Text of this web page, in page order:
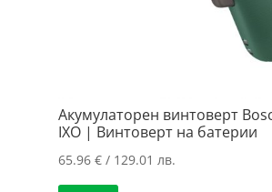
Акумулаторен винтоверт
IXO | Винтоверт на батерии
65.96€ / 129.01 лв.